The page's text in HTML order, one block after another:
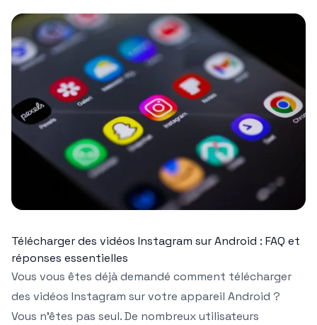
Télécharger des vidéos Instagram sur Android : FAQ et
réponses essentielles
Vous vous êtes déjà demandé comment télécharger
des vidéos Instagram sur votre appareil Android ?
Vous n’êtes pas seul. De nombreux utilisateurs